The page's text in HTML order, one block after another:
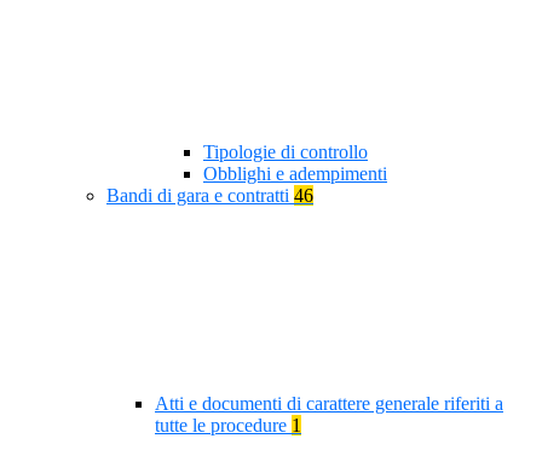
Tipologie di controllo
Obblighi e adempimenti
Bandi di gara e contratti 46
Atti e documenti di carattere generale riferiti a
tutte le procedure 1